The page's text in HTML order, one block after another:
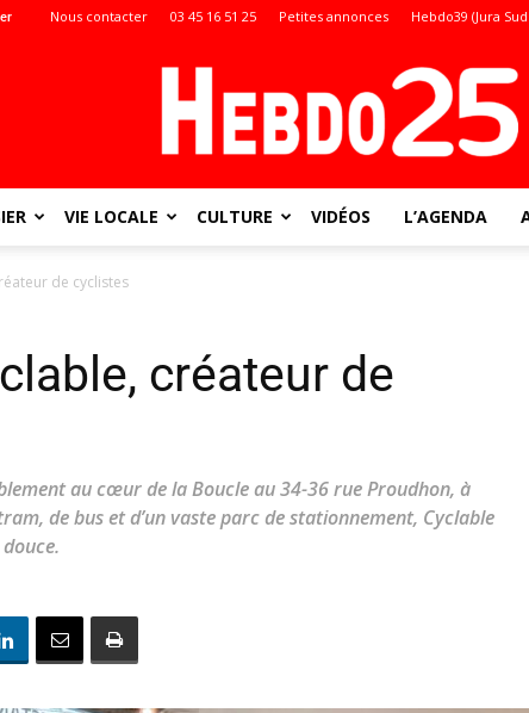
Nous contacter 03 45 16 51 25 Petites annonces Hebdo39 (Jura
VIE LOCALE CULTURE VIDÉOS L’AGENDA
de cyclistes
créateur de
au cœur de la Boucle au 34-36 rue Proudhon, à
de bus et d’un vaste parc de stationnement, Cyclable